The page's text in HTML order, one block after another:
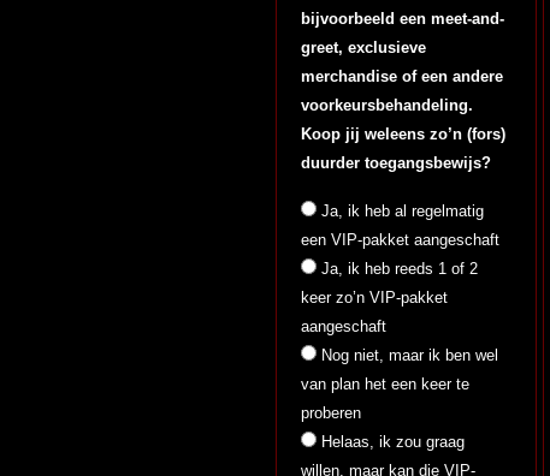
bijvoorbeeld een meet-and-
greet, exclusieve
merchandise of een andere
voorkeursbehandeling.
Koop jij weleens zo’n (fors)
duurder toegangsbewijs?
Ja, ik heb al regelmatig
een VIP-pakket aangeschaft
Ja, ik heb reeds 1 of 2
keer zo’n VIP-pakket
aangeschaft
Nog niet, maar ik ben wel
van plan het een keer te
proberen
Helaas, ik zou graag
willen, maar kan die VIP-